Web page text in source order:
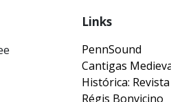
Links
PennSound
Cantigas
Histórica:
Régis Bonvicino